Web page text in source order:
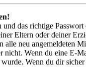
das richtige
Eltern oder deiner
neu angemeldeten
Wenn du eine E-
Wenn du dir